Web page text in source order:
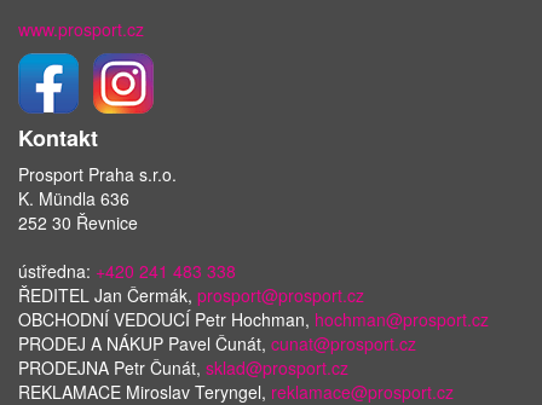
www.prosport.cz
Kontakt
Prosport Praha s.r.o.
K. Mündla 636
252 30 Řevnice
ústředna: +420 241 483 338
ŘEDITEL Jan Čermák, prosport@prosport.cz
OBCHODNÍ VEDOUCÍ Petr Hochman, hochman@prosport.cz
PRODEJ A NÁKUP Pavel Čunát, cunat@prosport.cz
PRODEJNA Petr Čunát, sklad@prosport.cz
REKLAMACE Miroslav Teryngel, reklamace@prosport.cz